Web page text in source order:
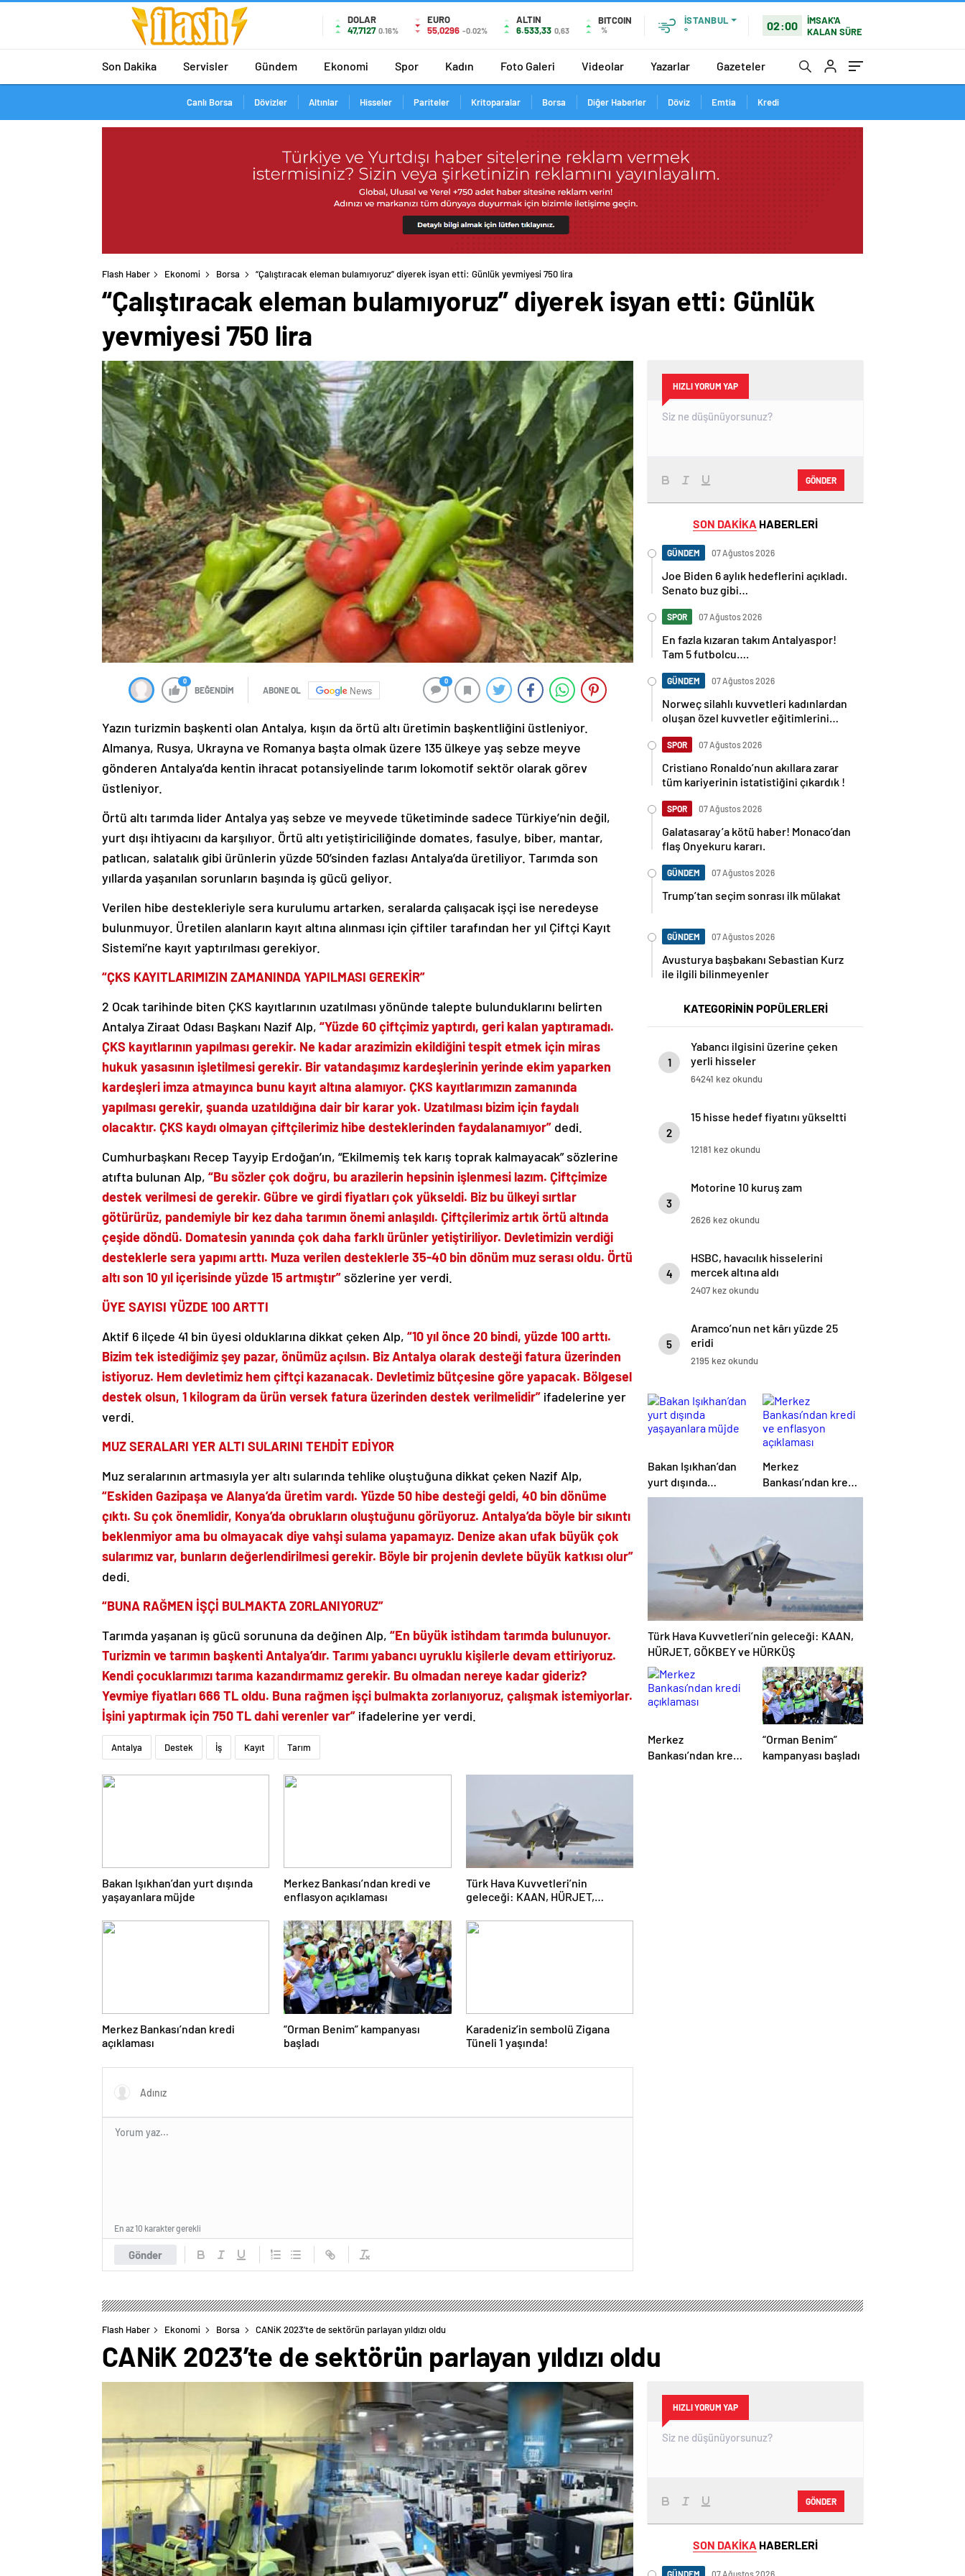
DOLAR
47,7127 0.16%
EURO
55,0296 -0.02%
ALTIN
6.533,33 0,63
BITCOIN
%
İSTANBUL
°
02:00
İMSAK'A
KALAN SÜRE
Son Dakika Servisler Gündem Ekonomi Spor Kadın Foto Galeri Videolar Yazarlar Gazeteler
Canlı Borsa Dövizler Altınlar Hisseler Pariteler Kritoparalar Borsa Diğer Haberler Döviz Emtia Kredi
Flash Haber Ekonomi Borsa “Çalıştıracak eleman bulamıyoruz” diyerek isyan etti: Günlük yevmiyesi 750 lira
“Çalıştıracak eleman bulamıyoruz” diyerek isyan etti: Günlük
yevmiyesi 750 lira
0
BEĞENDİM ABONE OL News
0
Yazın turizmin başkenti olan Antalya, kışın da örtü altı üretimin başkentliğini üstleniyor.
Almanya, Rusya, Ukrayna ve Romanya başta olmak üzere 135 ülkeye yaş sebze meyve
gönderen Antalya’da kentin ihracat potansiyelinde tarım lokomotif sektör olarak görev
üstleniyor.
Örtü altı tarımda lider Antalya yaş sebze ve meyvede tüketiminde sadece Türkiye’nin değil,
yurt dışı ihtiyacını da karşılıyor. Örtü altı yetiştiriciliğinde domates, fasulye, biber, mantar,
patlıcan, salatalık gibi ürünlerin yüzde 50’sinden fazlası Antalya’da üretiliyor. Tarımda son
yıllarda yaşanılan sorunların başında iş gücü geliyor.
Verilen hibe destekleriyle sera kurulumu artarken, seralarda çalışacak işçi ise neredeyse
bulunmuyor. Üretilen alanların kayıt altına alınması için çiftiler tarafından her yıl Çiftçi Kayıt
Sistemi’ne kayıt yaptırılması gerekiyor.
“ÇKS KAYITLARIMIZIN ZAMANINDA YAPILMASI GEREKİR”
2 Ocak tarihinde biten ÇKS kayıtlarının uzatılması yönünde talepte bulunduklarını belirten
Antalya Ziraat Odası Başkanı Nazif Alp, “Yüzde 60 çiftçimiz yaptırdı, geri kalan yaptıramadı.
ÇKS kayıtlarının yapılması gerekir. Ne kadar arazimizin ekildiğini tespit etmek için miras
hukuk yasasının işletilmesi gerekir. Bir vatandaşımız kardeşlerinin yerinde ekim yaparken
kardeşleri imza atmayınca bunu kayıt altına alamıyor. ÇKS kayıtlarımızın zamanında
yapılması gerekir, şuanda uzatıldığına dair bir karar yok. Uzatılması bizim için faydalı
olacaktır. ÇKS kaydı olmayan çiftçilerimiz hibe desteklerinden faydalanamıyor” dedi.
Cumhurbaşkanı Recep Tayyip Erdoğan’ın, “Ekilmemiş tek karış toprak kalmayacak” sözlerine
atıfta bulunan Alp, “Bu sözler çok doğru, bu arazilerin hepsinin işlenmesi lazım. Çiftçimize
destek verilmesi de gerekir. Gübre ve girdi fiyatları çok yükseldi. Biz bu ülkeyi sırtlar
götürürüz, pandemiyle bir kez daha tarımın önemi anlaşıldı. Çiftçilerimiz artık örtü altında
çeşide döndü. Domatesin yanında çok daha farklı ürünler yetiştiriliyor. Devletimizin verdiği
desteklerle sera yapımı arttı. Muza verilen desteklerle 35-40 bin dönüm muz serası oldu. Örtü
altı son 10 yıl içerisinde yüzde 15 artmıştır” sözlerine yer verdi.
ÜYE SAYISI YÜZDE 100 ARTTI
Aktif 6 ilçede 41 bin üyesi olduklarına dikkat çeken Alp, “10 yıl önce 20 bindi, yüzde 100 arttı.
Bizim tek istediğimiz şey pazar, önümüz açılsın. Biz Antalya olarak desteği fatura üzerinden
istiyoruz. Hem devletimiz hem çiftçi kazanacak. Devletimiz bütçesine göre yapacak. Bölgesel
destek olsun, 1 kilogram da ürün versek fatura üzerinden destek verilmelidir” ifadelerine yer
verdi.
MUZ SERALARI YER ALTI SULARINI TEHDİT EDİYOR
Muz seralarının artmasıyla yer altı sularında tehlike oluştuğuna dikkat çeken Nazif Alp,
“Eskiden Gazipaşa ve Alanya’da üretim vardı. Yüzde 50 hibe desteği geldi, 40 bin dönüme
çıktı. Su çok önemlidir, Konya’da obrukların oluştuğunu görüyoruz. Antalya’da böyle bir sıkıntı
beklenmiyor ama bu olmayacak diye vahşi sulama yapamayız. Denize akan ufak büyük çok
sularımız var, bunların değerlendirilmesi gerekir. Böyle bir projenin devlete büyük katkısı olur”
dedi.
“BUNA RAĞMEN İŞÇİ BULMAKTA ZORLANIYORUZ”
Tarımda yaşanan iş gücü sorununa da değinen Alp, “En büyük istihdam tarımda bulunuyor.
Turizmin ve tarımın başkenti Antalya’dır. Tarımı yabancı uyruklu kişilerle devam ettiriyoruz.
Kendi çocuklarımızı tarıma kazandırmamız gerekir. Bu olmadan nereye kadar gideriz?
Yevmiye fiyatları 666 TL oldu. Buna rağmen işçi bulmakta zorlanıyoruz, çalışmak istemiyorlar.
İşini yaptırmak için 750 TL dahi verenler var” ifadelerine yer verdi.
Antalya Destek İş Kayıt Tarım
Bakan Işıkhan’dan yurt dışında
yaşayanlara müjde
Merkez Bankası’ndan kredi ve
enflasyon açıklaması
Türk Hava Kuvvetleri’nin
geleceği: KAAN, HÜRJET,
Merkez Bankası’ndan kredi
açıklaması
“Orman Benim” kampanyası
başladı
Karadeniz’in sembolü Zigana
Tüneli 1 yaşında!
Gönder
En az 10 karakter gerekli
HIZLI YORUM YAP
GÖNDER
SON DAKİKA HABERLERİ
GÜNDEM 07 Ağustos 2026
Joe Biden 6 aylık hedeflerini açıkladı.
Senato buz gibi…
SPOR 07 Ağustos 2026
En fazla kızaran takım Antalyaspor!
Tam 5 futbolcu….
GÜNDEM 07 Ağustos 2026
Norweç silahlı kuvvetleri kadınlardan
oluşan özel kuvvetler eğitimlerini
SPOR 07 Ağustos 2026
Cristiano Ronaldo’nun akıllara zarar
tüm kariyerinin istatistiğini çıkardık !
SPOR 07 Ağustos 2026
Galatasaray’a kötü haber! Monaco’dan
flaş Onyekuru kararı.
GÜNDEM 07 Ağustos 2026
Trump’tan seçim sonrası ilk mülakat
GÜNDEM 07 Ağustos 2026
Avusturya başbakanı Sebastian Kurz
ile ilgili bilinmeyenler
KATEGORİNİN POPÜLERLERİ
1
Yabancı ilgisini üzerine çeken
yerli hisseler
64241 kez okundu
2
15 hisse hedef fiyatını yükseltti
12181 kez okundu
3
Motorine 10 kuruş zam
2626 kez okundu
4
HSBC, havacılık hisselerini
mercek altına aldı
2407 kez okundu
5
Aramco’nun net kârı yüzde 25
eridi
2195 kez okundu
Bakan Işıkhan’dan
yurt dışında
yaşayanlara müjde
Merkez
Bankası’ndan kredi
ve enflasyon
Türk Hava Kuvvetleri’nin geleceği: KAAN,
HÜRJET, GÖKBEY ve HÜRKÜŞ
Merkez
Bankası’ndan kredi
“Orman Benim”
kampanyası başladı
Flash Haber Ekonomi Borsa CANiK 2023’te de sektörün parlayan yıldızı oldu
CANiK 2023’te de sektörün parlayan yıldızı oldu
HIZLI YORUM YAP
GÖNDER
SON DAKİKA HABERLERİ